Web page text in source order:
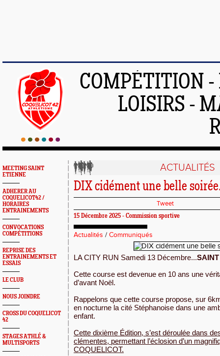
COMPÉTITION -
LOISIRS -
MEETING SAINT
ETIENNE
ADHERER AU
COQUELICOT42 /
HORAIRES
ENTRAINEMENTS
CONVOCATIONS
COMPÉTITIONS
REPRISE DES
ENTRAINEMENTS ET
ESSAIS
LE CLUB
NOUS JOINDRE
CROSS DU COQUELICOT
42
STAGES ATHLÉ &
MULTISPORTS
ACTUALITÉS
DIX cidément une belle
Tweet
15 Décembre 2025 - Commission sportive
Actualités / Communiqués
LA CITY RUN Samedi 13 Décembre...
Cette course est devenue en 10 ans une
d’avant Noël.
Rappelons que cette course propose, sur
en nocturne la cité Stéphanoise dans une
enfant.
Cette dixième Édition, s’est déroulée dans
clémentes, permettant l’éclosion d’un
COQUELICOT.